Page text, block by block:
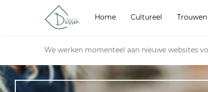
Home Cultureel Trouwen
We werken momenteel aan nieuwe websites